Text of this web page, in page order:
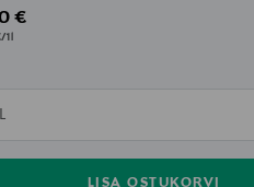
Price
€
LISA OSTUKORVI